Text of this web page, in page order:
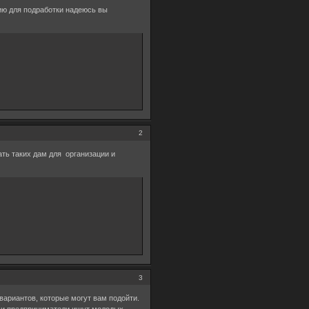
для подработки надеюсь вы
2
таких дам для организации и
3
которые могут вам подойти.